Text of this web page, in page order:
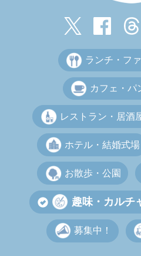
ランチ・フ
カフェ・パ
レストラン・居酒
ホテル・結婚式場
お散歩・公園
趣味・カルチ
募集中！